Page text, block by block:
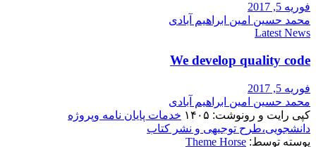
فوریه 5, 2017
محمد حسین امین ابراهیم آبادی
Latest News
We develop quality code
فوریه 5, 2017
محمد حسین امین ابراهیم آبادی
کپی رایت و رونوشت: ۱۴۰۵
خدمات پایان نامه وپروژه
دانشجویی،طرح توجیهی و نشر کتاب
پوسته توسط: Theme Horse